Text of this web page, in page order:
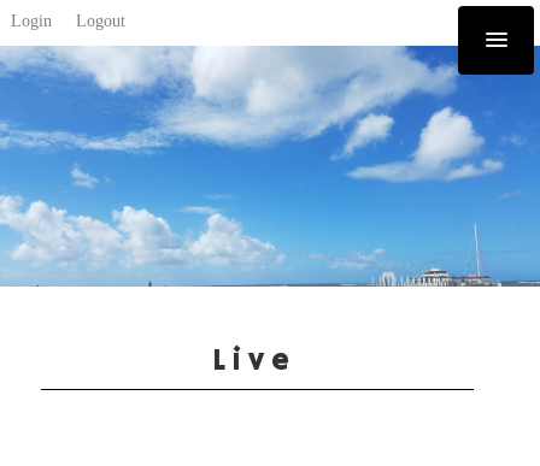
Login Logout
Live